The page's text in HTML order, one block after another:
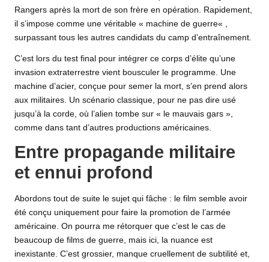
Rangers après la mort de son frère en opération. Rapidement,
il s’impose comme une véritable « machine de guerre« ,
surpassant tous les autres candidats du camp d’entraînement.
C’est lors du test final pour intégrer ce corps d’élite qu’une
invasion extraterrestre vient bousculer le programme. Une
machine d’acier, conçue pour semer la mort, s’en prend alors
aux militaires. Un scénario classique, pour ne pas dire usé
jusqu’à la corde, où l’alien tombe sur « le mauvais gars »,
comme dans tant d’autres productions américaines.
Entre propagande militaire
et ennui profond
Abordons tout de suite le sujet qui fâche : le film semble avoir
été conçu uniquement pour faire la promotion de l’armée
américaine. On pourra me rétorquer que c’est le cas de
beaucoup de films de guerre, mais ici, la nuance est
inexistante. C’est grossier, manque cruellement de subtilité et,